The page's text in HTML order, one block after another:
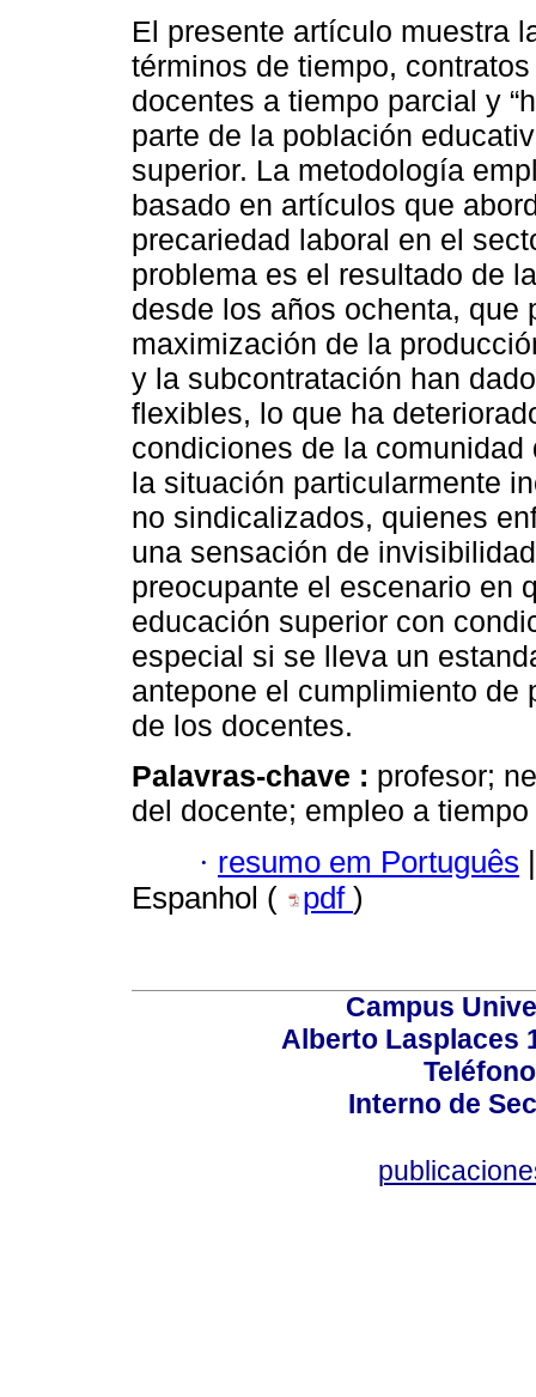
El presente artículo muestra
términos de tiempo,
docentes a tiempo parcial y
parte de la población
superior. La metodología
basado en artículos que
precariedad laboral en el
problema es el resultado de
desde los años ochenta, que
maximización de la
y la subcontratación han
flexibles, lo que ha
condiciones de la
la situación particularmente
no sindicalizados, quienes
una sensación de
preocupante el escenario en
educación superior con
especial si se lleva un
antepone el cumplimiento de
de los docentes.
Palavras-chave : profesor;
del docente; empleo a
· resumo em Português |
Espanhol (
pdf )
Campus
Alberto Lasplaces
Interno de